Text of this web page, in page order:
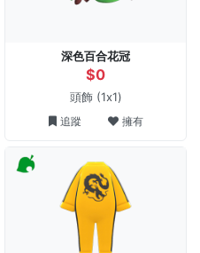
深色百合花冠
$0
頭飾 (1x1)
追蹤 擁有